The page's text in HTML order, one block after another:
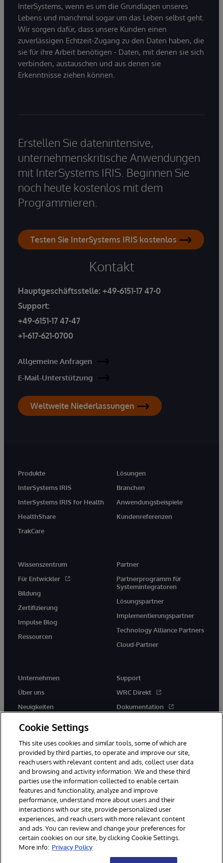
InterSystems, wenn es um die Grundlagen unseres
Lebens und manchmal sogar um das Leben selbst geht.
Wir sorgen dafür, dass unsere Kunden einen
zuverlässigen Echtzeit-Zugang zu den Daten haben, die
sie für ihre Arbeit benötigen - Daten, mit denen sie sich
verbinden, austauschen und aus denen sie
Erkenntnisse ziehen können.
Erstellen Sie datenintensive,
unternehmenskritische Anwendungen
mit InterSystems IRIS. Beginnen Sie
noch heute kostenlos mit dem
Programmieren.
Testen Sie InterSystems IRIS kostenlos
Kontakt
Hauptgeschäftsstelle: +49-6151-17 47-0
Support:
+49-6151-17 47-47
+1-617-621-0700
Allgemeine Anfragen
E-Mail-Unterstützung
Weltweite Niederlassungen
Produkte
InterSystems IRIS
InterSystems IRIS for Health
HealthShare
TrakCare
Lösungen
Branchen
Anwendungsbeispiele
Kundenreferenzen
Wissenszentrum
Für Entwickler
Bildung
Zertifizierung
Impulse Blog
Ressourcen
Partner
Partnerprogramm für
Systemintegratoren
Lösungspartner
Implementierungspartner
Technology Alliance Partners
Cloud-Partner
Unternehmen
Über uns
Neuigkeiten
Support
WRC Direkt
Dokumentation
© 1996-2026 InterSystems Corporation, Boston, MA. Alle Rechte
vorbehalten.
Mitteilungen/Geschäftsbedingungen
Erklärung zum Datenschutz
Geld-zurück-Garantie
Impressum Barrierefreiheit
Cookie Settings
This site uses cookies and similar tools, some of which are
provided by third parties, to operate and improve our site,
reach users with relevant content and ads, collect user data
and browsing and activity information. We and these third
parties use the information collected to enable certain
features and functionality, analyze and improve
performance, understand more about users and their
interactions with our site, provide personalized user
experiences, and reach users with more relevant content
and ads. You can review and change your preferences for
certain cookies on our site, by clicking Cookie Settings.
More info: Privacy Policy